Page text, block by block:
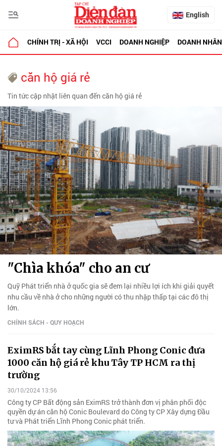
English
CHÍNH TRỊ - XÃ HỘI VCCI DOANH NGHIỆP DOANH NHÂN
căn hộ giá rẻ
Tin tức cập nhật liên quan đến căn hộ giá rẻ
"Chìa khóa" cho an cư
Quỹ Phát triển nhà ở quốc gia sẽ đem lại nhiều lợi ích khi giải quyết
nhu cầu về nhà ở cho những người có thu nhập thấp tại các đô thị
lớn.
CHÍNH SÁCH - QUY HOẠCH
EximRS bắt tay cùng Lĩnh Phong Conic đưa
1000 căn hộ giá rẻ khu Tây TP HCM ra thị
trường
30/10/2024 13:56
Công ty CP Bất động sản EximRS trở thành đơn vị phân phối độc
quyền dự án căn hộ Conic Boulevard do Công ty CP Xây dựng Đầu
tư và Phát triển Lĩnh Phong Conic phát triển.